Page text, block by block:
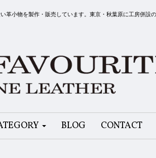
小物を製作・販売しています。東京・秋葉原に工房併設
BLOG CONTACT